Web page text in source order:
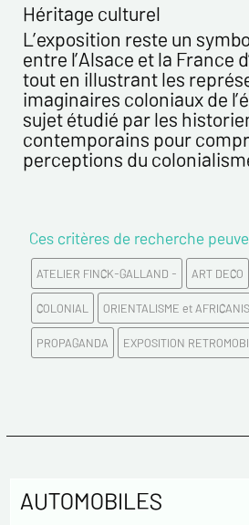
Héritage culturel
L’exposition reste un
entre l’Alsace et la France
tout en illustrant les
imaginaires coloniaux de
sujet étudié par les
contemporains pour
perceptions du
Ces critères de recherche
ATELIER FINCK-GALLAND - ART DECO
COLONIAL ORIENTALISME et
PROPAGANDA EXPOSITION
AUTOMOBILES